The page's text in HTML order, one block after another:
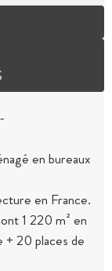
en bureaux
en France.
1 220 m² en
20 places de